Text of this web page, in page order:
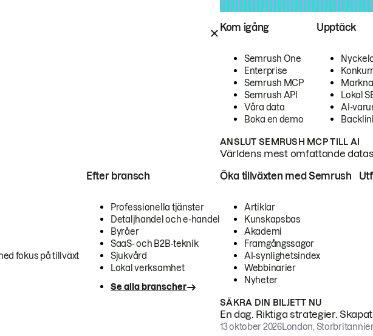
Kom igång
Semrush One
Enterprise
Semrush MCP
Semrush API
Våra data
Boka en demo
Upptäck
Lokal
AI-
ANSLUT SEMRUSH MCP TILL AI
Världens mest omfattande
fokus på tillväxt
Efter bransch
Professionella tjänster
Detaljhandel och e-handel
Byråer
SaaS- och B2B-teknik
Sjukvård
Lokal verksamhet
Se alla branscher
Öka tillväxten med Semrush
Artiklar
Kunskapsbas
Akademi
Framgångssagor
AI-synlighetsindex
Webbinarier
Nyheter
SÄKRA DIN BILJETT NU
En dag. Riktiga strategier.
13 oktober 2026London,